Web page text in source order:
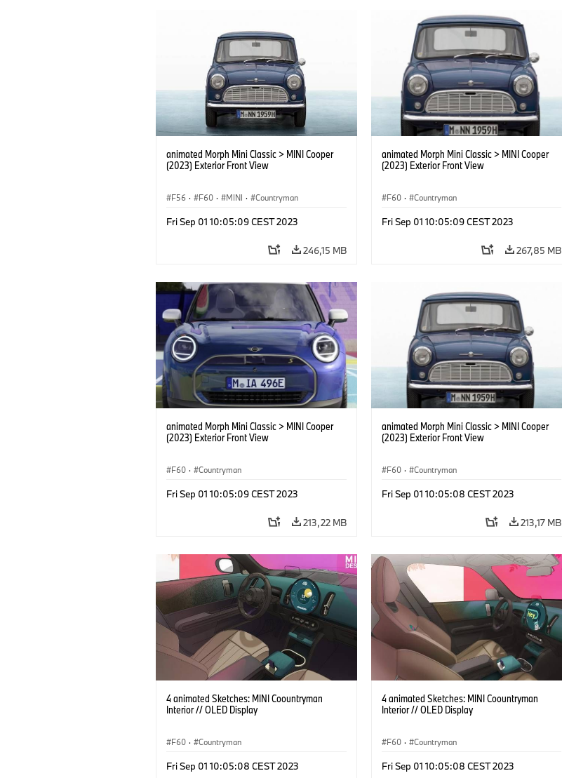
animated Morph Mini Classic > MINI Cooper
(2023) Exterior Front View
F56 · F60 · MINI · Countryman
Fri Sep 01 10:05:09 CEST 2023
246,15 MB
animated Morph Mini Classic > MINI Cooper
(2023) Exterior Front View
F60 · Countryman
Fri Sep 01 10:05:09 CEST 2023
267,85 MB
animated Morph Mini Classic > MINI Cooper
(2023) Exterior Front View
F60 · Countryman
Fri Sep 01 10:05:09 CEST 2023
213,22 MB
animated Morph Mini Classic > MINI Cooper
(2023) Exterior Front View
F60 · Countryman
Fri Sep 01 10:05:08 CEST 2023
213,17 MB
4 animated Sketches: MINI Coountryman
Interior // OLED Display
F60 · Countryman
Fri Sep 01 10:05:08 CEST 2023
4 animated Sketches: MINI Coountryman
Interior // OLED Display
F60 · Countryman
Fri Sep 01 10:05:08 CEST 2023